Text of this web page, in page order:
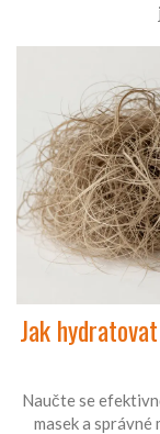
Jak
Naučte se
masek a